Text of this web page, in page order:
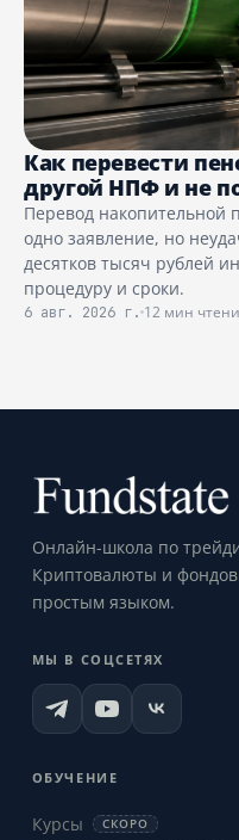
Как перевести
другой НПФ и не
Перевод накопительной
одно заявление, но
десятков тысяч рублей
процедуру и сроки.
6 авг. 2026 г. 12 мин
Онлайн-школа по
Криптовалюты и
простым языком.
МЫ В СОЦСЕТЯХ
ОБУЧЕНИЕ
Курсы СКОРО